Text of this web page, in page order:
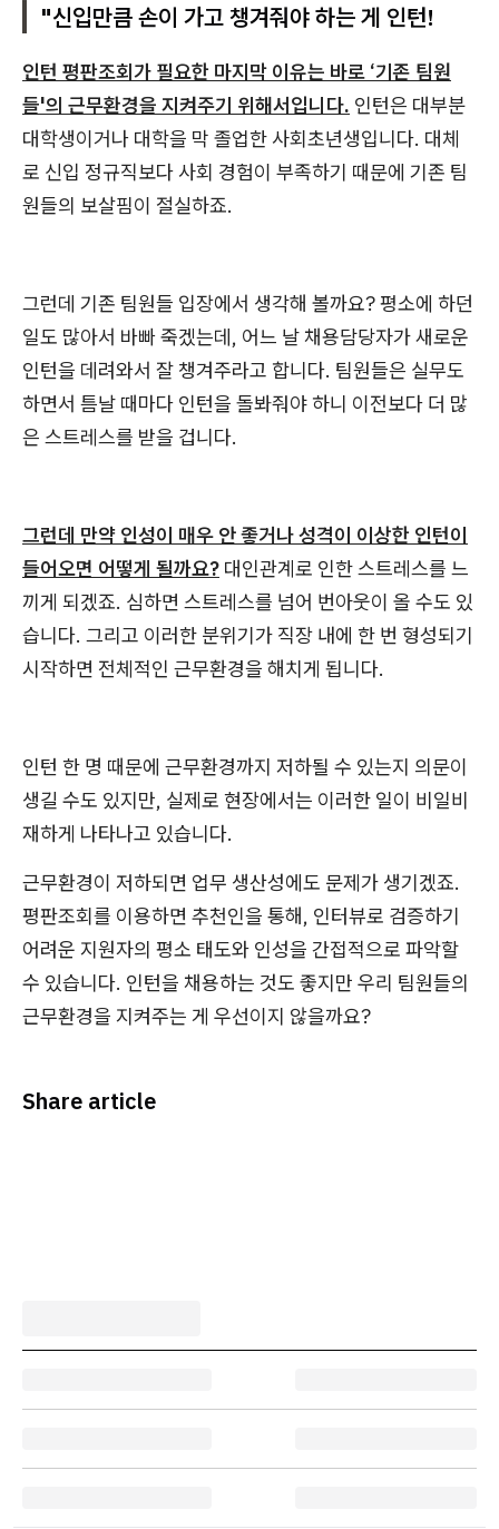
"신입만큼 손이 가고 챙겨줘야 하는 게 인턴!
인턴 평판조회가 필요한 마지막 이유는 바로 ‘기존 팀원
들'의 근무환경을 지켜주기 위해서입니다. 인턴은 대부분
대학생이거나 대학을 막 졸업한 사회초년생입니다. 대체
로 신입 정규직보다 사회 경험이 부족하기 때문에 기존 팀
원들의 보살핌이 절실하죠.
그런데 기존 팀원들 입장에서 생각해 볼까요? 평소에 하던
일도 많아서 바빠 죽겠는데, 어느 날 채용담당자가 새로운
인턴을 데려와서 잘 챙겨주라고 합니다. 팀원들은 실무도
하면서 틈날 때마다 인턴을 돌봐줘야 하니 이전보다 더 많
은 스트레스를 받을 겁니다.
그런데 만약 인성이 매우 안 좋거나 성격이 이상한 인턴이
들어오면 어떻게 될까요? 대인관계로 인한 스트레스를 느
끼게 되겠죠. 심하면 스트레스를 넘어 번아웃이 올 수도 있
습니다. 그리고 이러한 분위기가 직장 내에 한 번 형성되기
시작하면 전체적인 근무환경을 해치게 됩니다.
인턴 한 명 때문에 근무환경까지 저하될 수 있는지 의문이
생길 수도 있지만, 실제로 현장에서는 이러한 일이 비일비
재하게 나타나고 있습니다.
근무환경이 저하되면 업무 생산성에도 문제가 생기겠죠.
평판조회를 이용하면 추천인을 통해, 인터뷰로 검증하기
어려운 지원자의 평소 태도와 인성을 간접적으로 파악할
수 있습니다. 인턴을 채용하는 것도 좋지만 우리 팀원들의
근무환경을 지켜주는 게 우선이지 않을까요?
Share article